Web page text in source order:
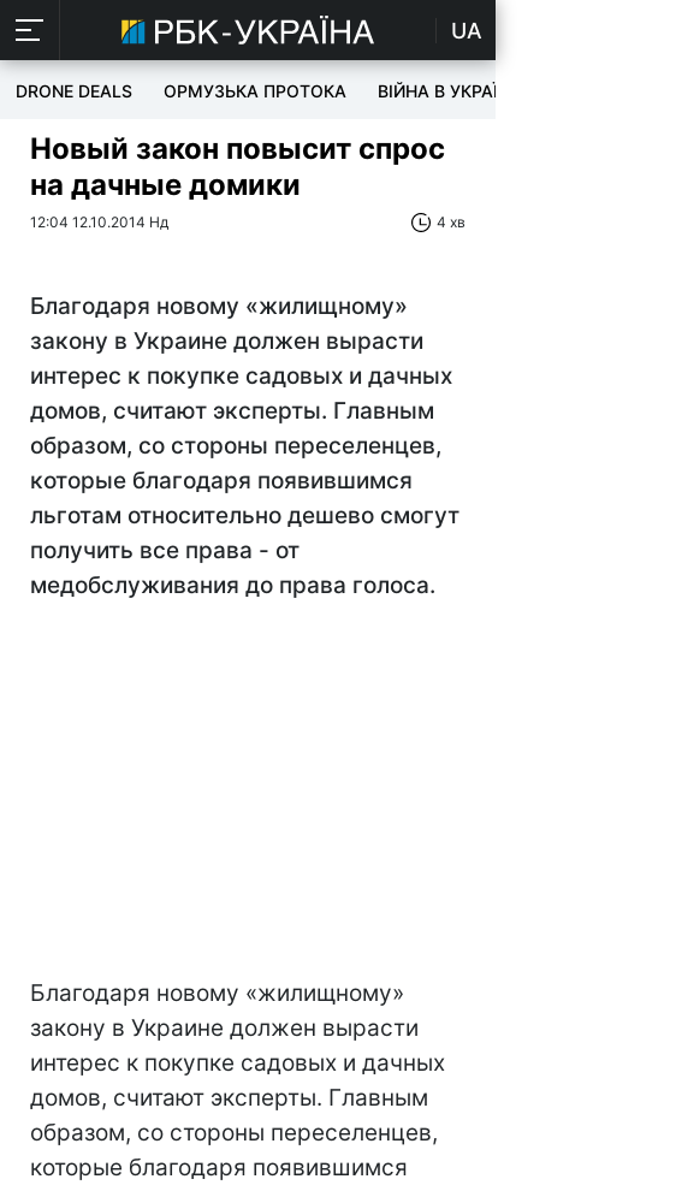
UA
DRONE DEALS ОРМУЗЬКА ПРОТОКА ВІЙНА В УКРАЇНІ
Новый закон повысит спрос
на дачные домики
12:04 12.10.2014 Нд 4 хв
Благодаря новому «жилищному»
закону в Украине должен вырасти
интерес к покупке садовых и дачных
домов, считают эксперты. Главным
образом, со стороны переселенцев,
которые благодаря появившимся
льготам относительно дешево смогут
получить все права - от
медобслуживания до права голоса.
Благодаря новому «жилищному»
закону в Украине должен вырасти
интерес к покупке садовых и дачных
домов, считают эксперты. Главным
образом, со стороны переселенцев,
которые благодаря появившимся